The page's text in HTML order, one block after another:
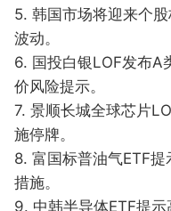
5. 韩国市场将迎来个
波动。
6. 国投白银LOF发布A
价风险提示。
7. 景顺长城全球芯片
施停牌。
8. 富国标普油气ETF
措施。
9. 中韩半导体ETF提